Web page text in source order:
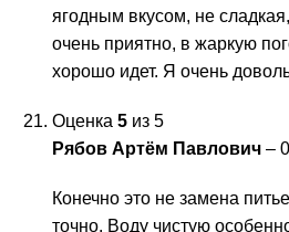
ягодным вкусом, не
очень приятно, в жаркую
хорошо идет. Я очень
Оценка 5 из 5
Рябов Артём Павлович –
Конечно это не замена
точно. Воду чистую